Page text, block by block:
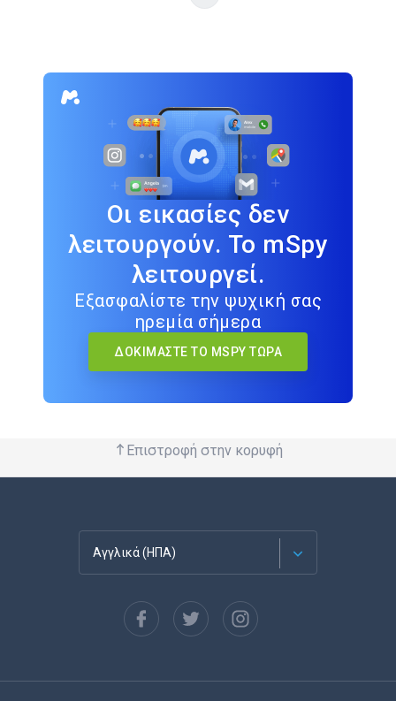
Οι εικασίες δεν
λειτουργούν. Το mSpy
λειτουργεί.
Εξασφαλίστε την ψυχική σας
ηρεμία σήμερα
ΔΟΚΙΜΆΣΤΕ ΤΟ MSPY ΤΏΡΑ
Επιστροφή στην κορυφή
Αγγλικά (ΗΠΑ)
Español
Deutsch